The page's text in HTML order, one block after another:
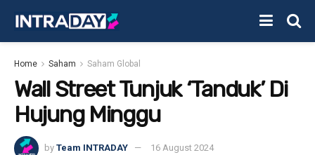
Home Saham Saham Global
Wall Street Tunjuk ‘Tanduk’ Di
Hujung Minggu
by Team INTRADAY 16 August 2024